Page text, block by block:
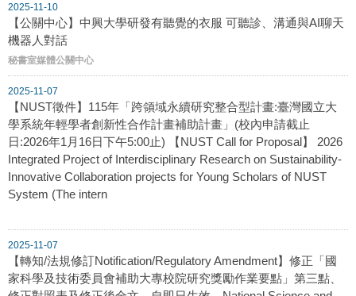
2025-11-10
【公關中心】中興大學研發有聽覺的衣服 可聽診、溝通與AI聊天
機器人對話
秘書室媒體公關中心
2025-11-07
【NUST徵件】115年「跨領域永續研究整合型計畫:臺灣國立大
學系統年輕學者創新性合作計畫補助計畫」(校內申請截止
日:2026年1月16日下午5:00止) 【NUST Call for Proposal】 2026
Integrated Project of Interdisciplinary Research on Sustainability-
Innovative Collaboration projects for Young Scholars of NUST
System (The intern
2025-11-07
【轉知/法規修訂Notification/Regulatory Amendment】修正「國
家科學及技術委員會補助大專校院研究獎勵作業要點」第三點、